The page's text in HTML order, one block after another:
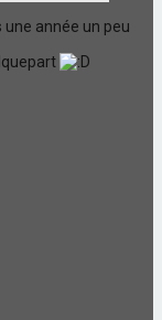
année un peu